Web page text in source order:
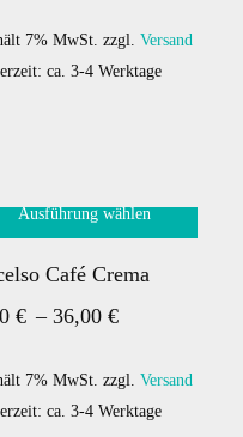
bis
36,00 €
7% MwSt. zzgl.Versand
ca. 3-4 Werktage
Ausführung wählen
Café Crema
€ –36,00€
bis
36,00 €
7% MwSt. zzgl.Versand
ca. 3-4 Werktage